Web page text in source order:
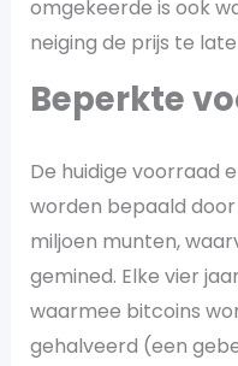
omgekeerde is ook
neiging de prijs te
Beperkte
De huidige voorraad
worden bepaald door
miljoen munten,
gemined. Elke vier
waarmee bitcoins
gehalveerd (een